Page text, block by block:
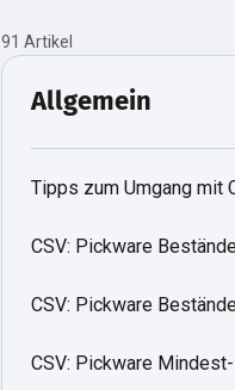
91 Artikel
Allgemein
Tipps zum Umgang mit
CSV: Pickware
CSV: Pickware
CSV: Pickware